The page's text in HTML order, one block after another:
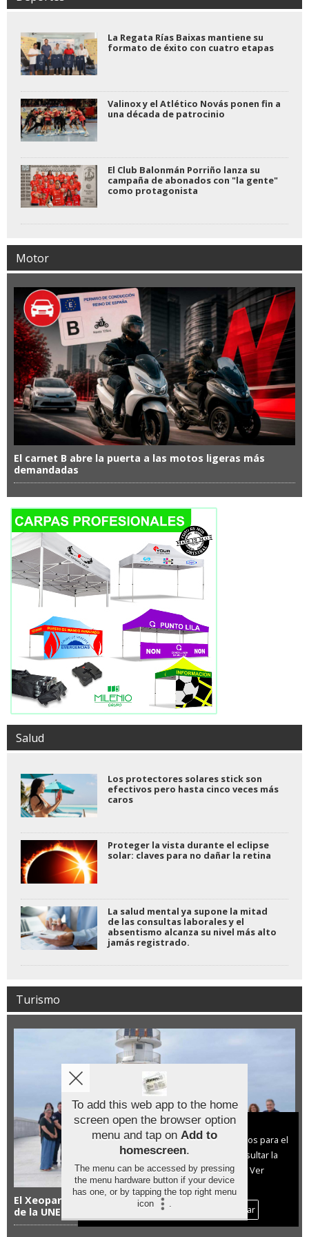
La Regata Rías Baixas mantiene su
formato de éxito con cuatro etapas
Valinox y el Atlético Novás ponen fin a
una década de patrocinio
El Club Balonmán Porriño lanza su
campaña de abonados con "la gente"
como protagonista
Motor
El carnet B abre la puerta a las motos ligeras más
demandadas
Salud
Los protectores solares stick son
efectivos pero hasta cinco veces más
caros
Proteger la vista durante el eclipse
solar: claves para no dañar la retina
La salud mental ya supone la mitad
de las consultas laborales y el
absentismo alcanza su nivel más alto
jamás registrado.
Turismo
El Xeoparque Cabo Ortegal supera su primera revisión
de la UNESCO
Aviso sobre el Uso de cookies:
Utilizamos cookies nuestras y de terceros para el
funcionamiento del digital. Puedes consultar la
lista de cookies y como desconectarlas.
Ver
nuestra Política de Privacidad y Cookies
Aceptar Cookies
Personalizar
To add this web app to the home
screen open the browser option
menu and tap on Add to
homescreen.
The menu can be accessed by pressing
the menu hardware button if your device
has one, or by tapping the top right menu
icon
.